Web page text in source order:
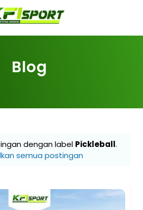
Blog
dengan label Pickleball.
semua postingan